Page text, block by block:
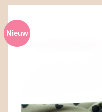
Nieuw